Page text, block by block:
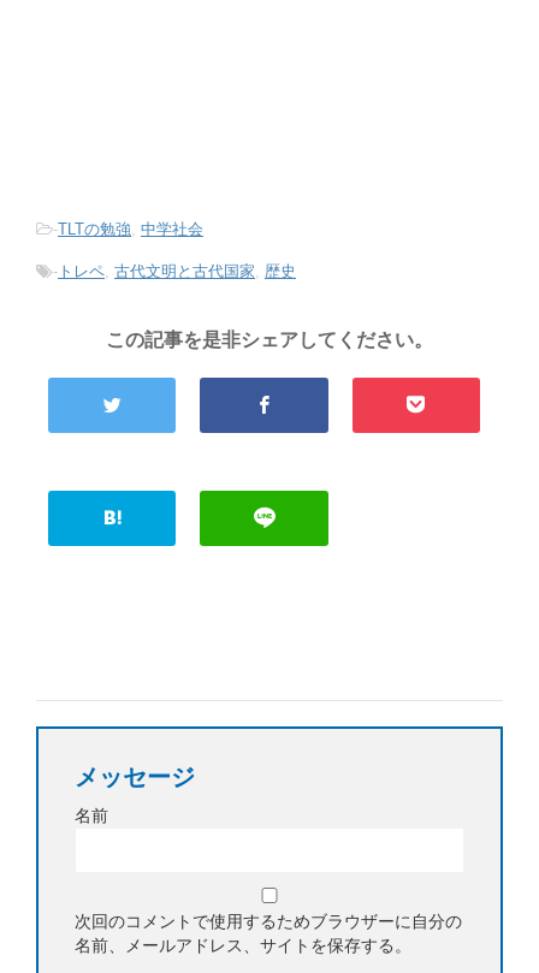
-TLTの勉強, 中学社会
- トレペ, 古代文明と古代国家, 歴史
この記事を是非シェアしてください。
メッセージ
名前
次回のコメントで使用するためブラウザーに自分の
名前、メールアドレス、サイトを保存する。